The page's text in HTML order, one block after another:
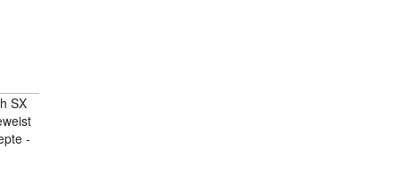
SX
-